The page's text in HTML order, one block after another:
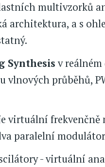
multivzorků
architektura, a s
Synthesisv reálném
vlnových průběhů,
virtuální frekvenčně
paralelní
- virtuální